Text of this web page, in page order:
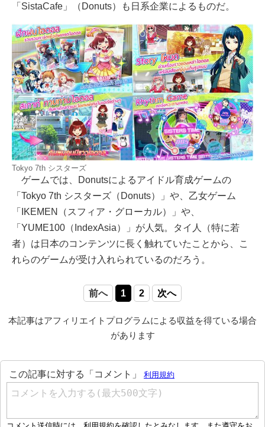
「SistaCafe」（Donuts）も日系企業によるものだ。
Tokyo 7th シスターズ
ゲームでは、Donutsによるアイドル育成ゲームの
「Tokyo 7th シスターズ（Donuts）」や、乙女ゲーム
「IKEMEN（スフィア・グローカル）」や、
「YUME100（IndexAsia）」が人気。タイ人（特に若
者）は日本のコンテンツに長く触れていたことから、こ
れらのゲームが受け入れられているのだろう。
前へ 1 2 次へ
本記事はアフィリエイトプログラムによる収益を得ている場合
があります